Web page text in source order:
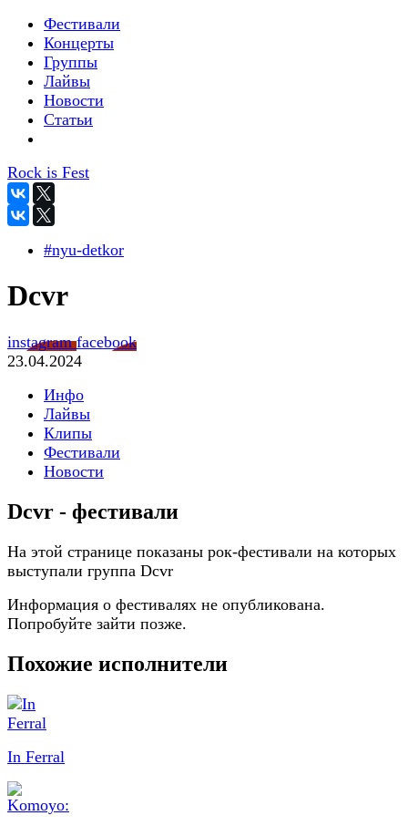
Фестивали
Концерты
Группы
Лайвы
Новости
Статьи
Rock is Fest
#nyu-detkor
Dcvr
instagramfacebook
23.04.2024
Инфо
Лайвы
Клипы
Фестивали
Новости
Dcvr - фестивали
На этой странице показаны рок-фестивали на которых
выступали группа Dcvr
Информация о фестивалях не опубликована.
Попробуйте зайти позже.
Похожие исполнители
In Ferral